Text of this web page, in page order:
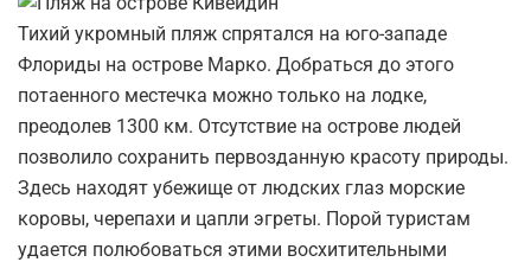
Тихий укромный пляж спрятался на юго-западе
Флориды на острове Марко. Добраться до этого
потаенного местечка можно только на лодке,
преодолев 1300 км. Отсутствие на острове людей
позволило сохранить первозданную красоту природы.
Здесь находят убежище от людских глаз морские
коровы, черепахи и цапли эгреты. Порой туристам
удается полюбоваться этими восхитительными